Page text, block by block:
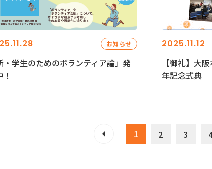
お知らせ
・学生のためのボランティア論」発
2025.11.12
【御礼】大
年記念式典
1 2 3